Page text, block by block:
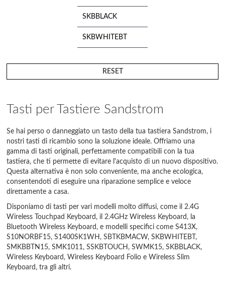
SKBBLACK
SKBWHITEBT
SMKBBTN15
Wireless Keyboard
Wireless keyboard
folio
Keyboard
RESET
Tasti per Tastiere Sandstrom
Se hai perso o danneggiato un tasto della tua tastiera Sandstrom, i
nostri tasti di ricambio sono la soluzione ideale. Offriamo una
gamma di tasti originali, perfettamente compatibili con la tua
tastiera, che ti permette di evitare l'acquisto di un nuovo dispositivo.
Questa alternativa è non solo conveniente, ma anche ecologica,
consentendoti di eseguire una riparazione semplice e veloce
direttamente a casa.
Disponiamo di tasti per vari modelli molto diffusi, come il 2.4G
Wireless Touchpad Keyboard, il 2.4GHz Wireless Keyboard, la
Bluetooth Wireless Keyboard, e modelli specifici come S413X,
S10NORBF15, S1400SK1WH, SBTKBMACW, SKBWHITEBT,
SMKBBTN15, SMK1011, SSKBTOUCH, SWMK15, SKBBLACK,
Wireless Keyboard, Wireless Keyboard Folio e Wireless Slim
Keyboard, tra gli altri.